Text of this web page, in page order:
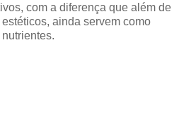
com a diferença que além de
ainda servem como